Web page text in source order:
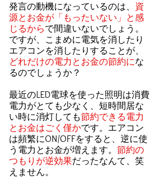
発言の動機になっているのは、 資
源とお金が「もったいない」と感
じるからで間違いないでしょう。
ですが、こまめに電気を消したり
エアコンを消したりすることが、
どれだけの電力とお金の節約にな
るのでしょうか？
最近のLED電球を使った照明は消費
電力がとても少なく、短時間居な
い時に消灯しても節約できる電力
とお金はごく僅かです。エアコン
は頻繁にON/OFFをすると、逆に使
う電力とお金が増えます。 節約の
つもりが逆効果だったなんて、笑
えません。